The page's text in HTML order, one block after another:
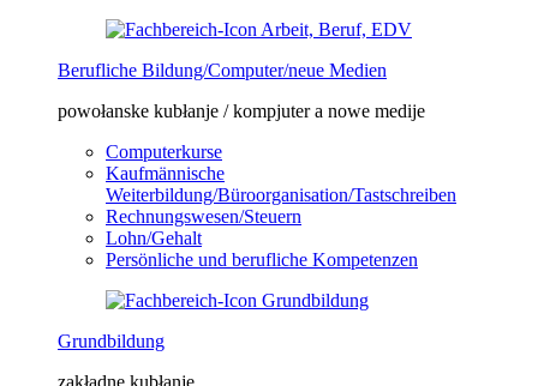
Berufliche Bildung/Computer/neue Medien
powołanske kubłanje / kompjuter a nowe medije
Computerkurse
Kaufmännische
Weiterbildung/Büroorganisation/Tastschreiben
Rechnungswesen/Steuern
Lohn/Gehalt
Persönliche und berufliche Kompetenzen
Grundbildung
zakładne kubłanje